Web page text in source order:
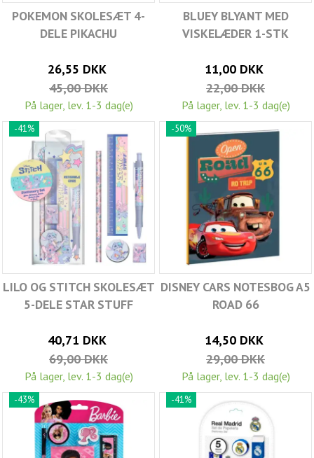
POKEMON SKOLESÆT 4-
DELE PIKACHU
26,55 DKK
45,00 DKK
På lager, lev. 1-3 dag(e)
BLUEY BLYANT MED
VISKELÆDER 1-STK
11,00 DKK
22,00 DKK
På lager, lev. 1-3 dag(e)
-41%
LILO OG STITCH SKOLESÆT
5-DELE STAR STUFF
40,71 DKK
69,00 DKK
På lager, lev. 1-3 dag(e)
-50%
DISNEY CARS NOTESBOG A5
ROAD 66
14,50 DKK
29,00 DKK
På lager, lev. 1-3 dag(e)
-43% -41%